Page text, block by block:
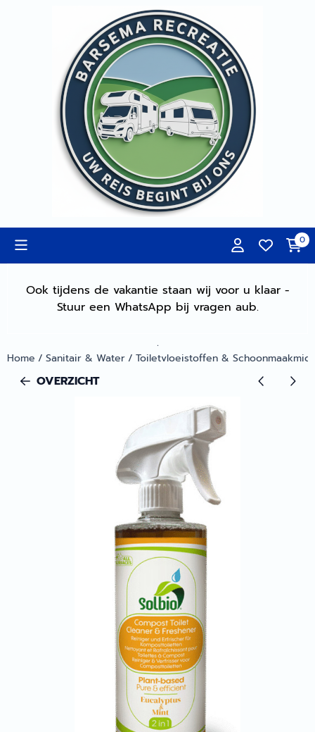
Cookievoorkeuren zijn momenteel gesloten.
0
Ook tijdens de vakantie staan wij voor u klaar -
Stuur een WhatsApp bij vragen aub.
.
Home / Sanitair & Water/ Toiletvloeistoffen &
OVERZICHT